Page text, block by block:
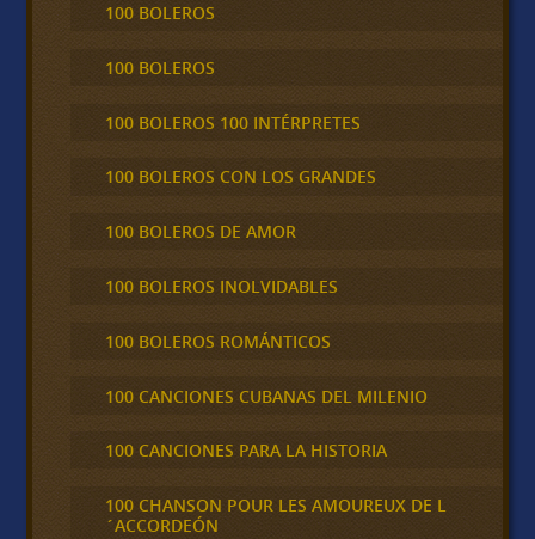
100 BOLEROS
100 BOLEROS
100 BOLEROS 100 INTÉRPRETES
100 BOLEROS CON LOS GRANDES
100 BOLEROS DE AMOR
100 BOLEROS INOLVIDABLES
100 BOLEROS ROMÁNTICOS
100 CANCIONES CUBANAS DEL MILENIO
100 CANCIONES PARA LA HISTORIA
100 CHANSON POUR LES AMOUREUX DE L
´ACCORDEÓN